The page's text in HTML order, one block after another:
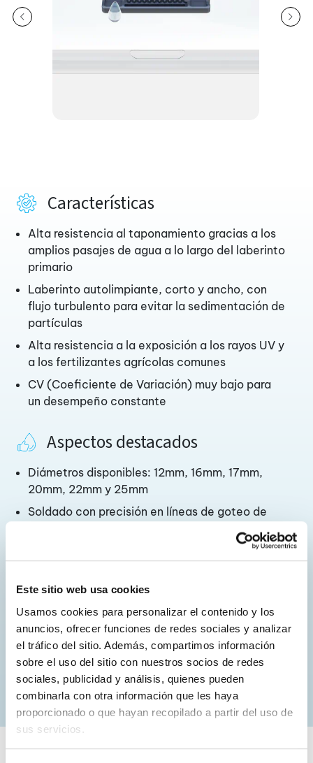
Este sitio web usa cookies
Usamos cookies para personalizar el contenido y los
anuncios, ofrecer funciones de redes sociales y analizar
el tráfico del sitio. Además, compartimos información
sobre el uso del sitio con nuestros socios de redes
sociales, publicidad y análisis, quienes pueden
combinarla con otra información que les haya
proporcionado o que hayan recopilado a partir del uso de
sus servicios.
Características
Alta resistencia al taponamiento gracias a los
amplios pasajes de agua a lo largo del laberinto
primario
Laberinto autolimpiante, corto y ancho, con
flujo turbulento para evitar la sedimentación de
partículas
Alta resistencia a la exposición a los rayos UV y
a los fertilizantes agrícolas comunes
CV (Coeficiente de Variación) muy bajo para
un desempeño constante
Aspectos destacados
Diámetros disponibles: 12mm, 16mm, 17mm,
20mm, 22mm y 25mm
Soldado con precisión en líneas de goteo de
pared delgada o media, con grosores que van
evitar intrusión de raíces en aplicaciones de
Capa extruida Cleanline® opcional para evitar
el taponamiento al utilizar agua con alto
contenido orgánico.